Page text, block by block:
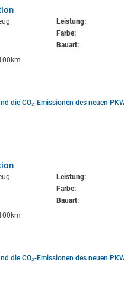
Leistung:
Farbe:
Bauart:
die CO₂-Emissionen des neuen
Leistung:
Farbe:
Bauart:
die CO₂-Emissionen des neuen